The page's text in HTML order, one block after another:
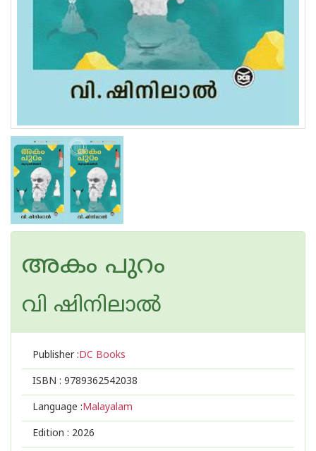
അകം പുറം
വി ഷിനിലാല്‍
Publisher :DC Books
ISBN : 9789362542038
Language :Malayalam
Edition : 2026